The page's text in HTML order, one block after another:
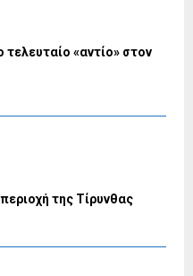
«αντίο» στον
της Τίρυνθας